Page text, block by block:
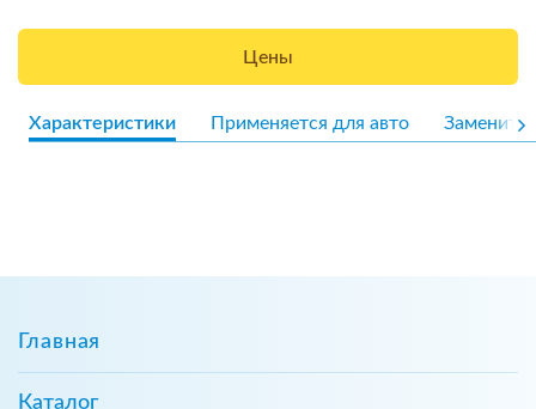
Цены
Характеристики Применяется для авто
Главная
Каталог